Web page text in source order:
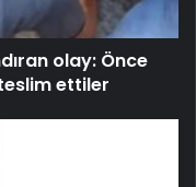
olay: Önce
ettiler